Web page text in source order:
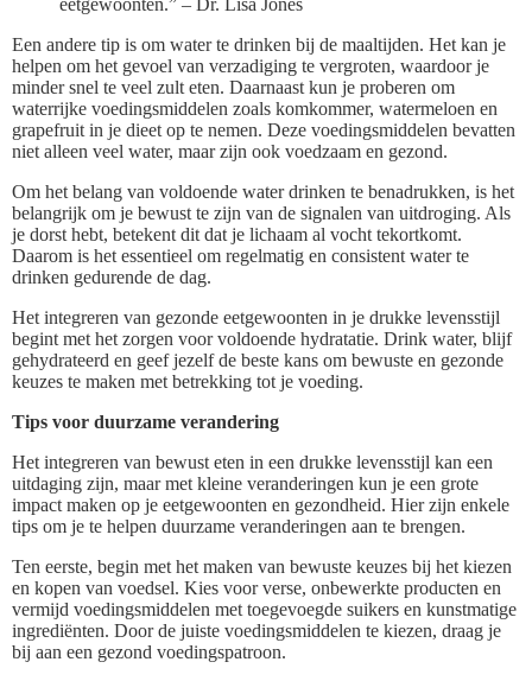
eetgewoonten.” – Dr. Lisa Jones
Een andere tip is om water te drinken bij de maaltijden. Het kan je
helpen om het gevoel van verzadiging te vergroten, waardoor je
minder snel te veel zult eten. Daarnaast kun je proberen om
waterrijke voedingsmiddelen zoals komkommer, watermeloen en
grapefruit in je dieet op te nemen. Deze voedingsmiddelen bevatten
niet alleen veel water, maar zijn ook voedzaam en gezond.
Om het belang van voldoende water drinken te benadrukken, is het
belangrijk om je bewust te zijn van de signalen van uitdroging. Als
je dorst hebt, betekent dit dat je lichaam al vocht tekortkomt.
Daarom is het essentieel om regelmatig en consistent water te
drinken gedurende de dag.
Het integreren van gezonde eetgewoonten in je drukke levensstijl
begint met het zorgen voor voldoende hydratatie. Drink water, blijf
gehydrateerd en geef jezelf de beste kans om bewuste en gezonde
keuzes te maken met betrekking tot je voeding.
Tips voor duurzame verandering
Het integreren van bewust eten in een drukke levensstijl kan een
uitdaging zijn, maar met kleine veranderingen kun je een grote
impact maken op je eetgewoonten en gezondheid. Hier zijn enkele
tips om je te helpen duurzame veranderingen aan te brengen.
Ten eerste, begin met het maken van bewuste keuzes bij het kiezen
en kopen van voedsel. Kies voor verse, onbewerkte producten en
vermijd voedingsmiddelen met toegevoegde suikers en kunstmatige
ingrediënten. Door de juiste voedingsmiddelen te kiezen, draag je
bij aan een gezond voedingspatroon.